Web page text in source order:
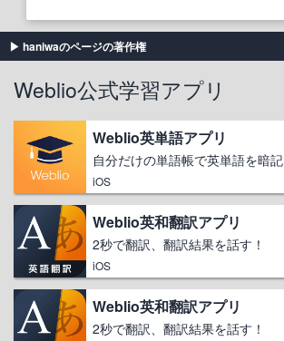
haniwaのページの著作権
Weblio公式学習アプリ
Weblio英単語アプリ
自分だけの単語帳で英単語を暗記
iOS
Weblio英和翻訳アプリ
2秒で翻訳、翻訳結果を話す！
iOS
Weblio英和翻訳アプリ
2秒で翻訳、翻訳結果を話す！